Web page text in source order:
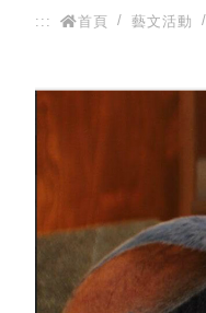
::: 首頁 藝文活動